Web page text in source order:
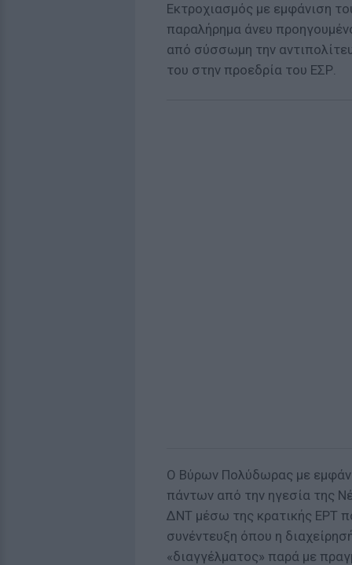
Εκτροχιασμός με εμφάνιση
παραλήρημα άνευ
από σύσσωμη την
του στην προεδρία του ΕΣΡ.
Ο Βύρων Πολύδωρας με
πάντων από την ηγεσία της
ΔΝΤ μέσω της κρατικής ΕΡΤ
συνέντευξη όπου η
«διαγγέλματος» παρά με